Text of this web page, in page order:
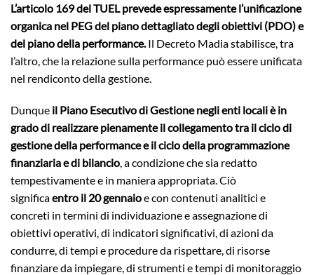
L’articolo 169 del TUEL prevede espressamente l’unificazione
organica nel PEG del piano dettagliato degli obiettivi (PDO) e
del piano della performance. Il Decreto Madia stabilisce, tra
l’altro, che la relazione sulla performance può essere unificata
nel rendiconto della gestione.
Dunque il Piano Esecutivo di Gestione negli enti locali è in
grado di realizzare pienamente il collegamento tra il ciclo di
gestione della performance e il ciclo della programmazione
finanziaria e di bilancio, a condizione che sia redatto
tempestivamente e in maniera appropriata. Ciò
significaentro il 20 gennaioe con contenuti analitici e
concreti in termini di individuazione e assegnazione di
obiettivi operativi, di indicatori significativi, di azioni da
condurre, di tempi e procedure da rispettare, di risorse
finanziare da impiegare, di strumenti e tempi di monitoraggio